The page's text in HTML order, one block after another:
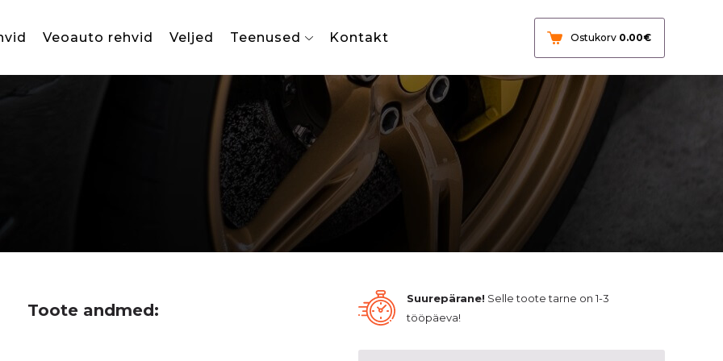
Veoauto rehvid Veljed Teenused Kontakt Ostukorv 0.00€
Toote andmed:
Suurepärane! Selle toote tarne on 1-3
tööpäeva!